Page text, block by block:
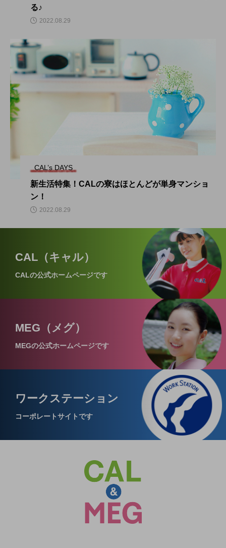
る♪
2022.08.29
CAL’s DAYS
新生活特集！CALの寮はほとんどが単身マンショ
ン！
2022.08.29
CAL（キャル）
CALの公式ホームページです
MEG（メグ）
MEGの公式ホームページです
ワークステーション
コーポレートサイトです